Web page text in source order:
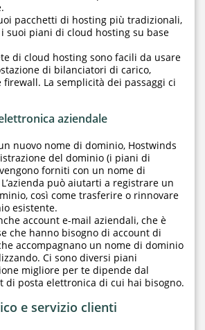
pacchetti di hosting più tradizionali,
suoi piani di cloud hosting su base
di cloud hosting sono facili da usare
di bilanciatori di carico,
firewall. La semplicità dei passaggi ci
aziendale
nuovo nome di dominio, Hostwinds
del dominio (i piani di
forniti con un nome di
può aiutarti a registrare un
così come trasferire o rinnovare
esistente.
account e-mail aziendali, che è
che hanno bisogno di account di
accompagnano un nome di dominio
Ci sono diversi piani
migliore per te dipende dal
di posta elettronica di cui hai bisogno.
e servizio clienti